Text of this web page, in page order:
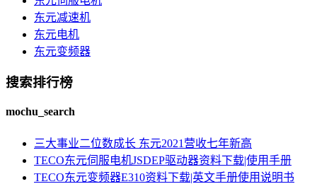
东元减速机
东元电机
东元变频器
搜索排行榜
mochu_search
三大事业二位数成长 东元2021营收七年新高
TECO东元伺服电机JSDEP驱动器资料下载|使用手册
TECO东元变频器E310资料下载|英文手册使用说明书